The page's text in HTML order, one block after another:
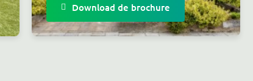
Download de brochure